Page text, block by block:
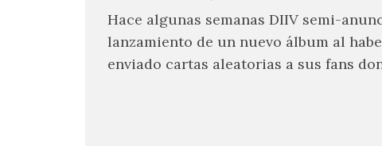
Hace algunas semanas DIIV semi-
lanzamiento de un nuevo álbum al
enviado cartas aleatorias a sus fans